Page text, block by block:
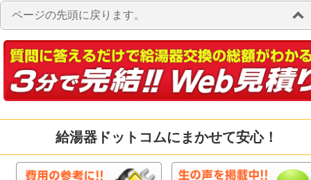
ページの先頭に戻ります。
給湯器ドットコムにまかせて安心！